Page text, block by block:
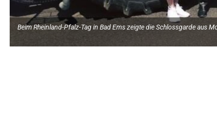
Beim Rheinland-Pfalz-Tag in Bad Ems zeigte die Schlossgarde aus